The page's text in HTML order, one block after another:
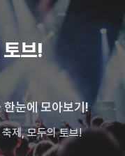
브!
눈에 모아보기!
제, 모두의 토브!